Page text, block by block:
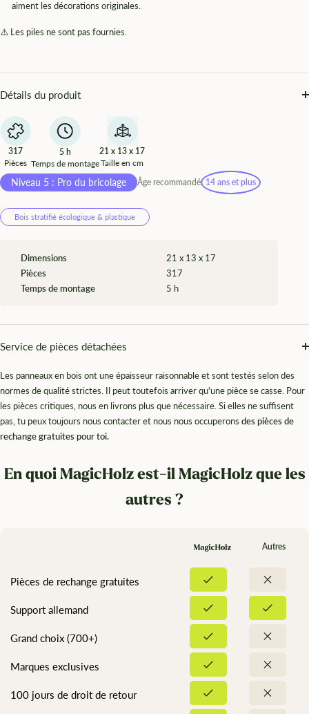
¡
aiment les décorations originales.
⚠️ Les piles ne sont pas fournies.
Détails du produit
317
Pièces
5 h
Temps de montage
21 x 13 x 17
Taille en cm
Niveau 5 : Pro du bricolage Âge recommandé 14 ans et plus
Bois stratifié écologique & plastique
Dimensions
21 x 13 x 17
Pièces
317
Temps de montage
5 h
Service de pièces détachées
Les panneaux en bois ont une épaisseur raisonnable et sont testés selon des
normes de qualité strictes. Il peut toutefois arriver qu'une pièce se casse. Pour
les pièces critiques, nous en livrons plus que nécessaire. Si elles ne suffisent
pas, tu peux toujours nous contacter et nous nous occuperons des pièces de
rechange gratuites pour toi.
En quoi MagicHolz est-il MagicHolz que les
autres ?
Autres
Pièces de rechange gratuites
Support allemand
Grand choix (700+)
Marques exclusives
100 jours de droit de retour